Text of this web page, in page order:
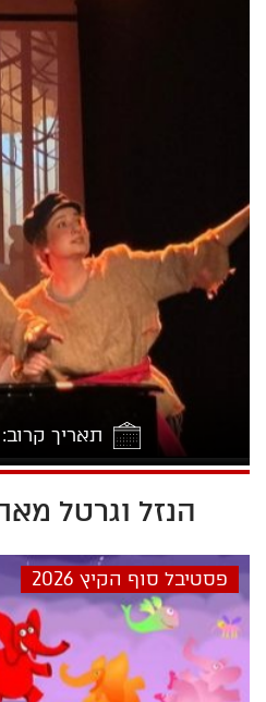
תאריך קרוב: 25.08.2026
הנזל וגרטל
פסטיבל סוף הקיץ 2026